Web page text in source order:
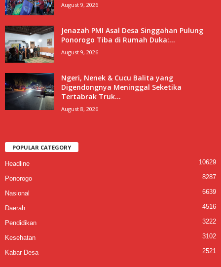
August 9, 2026
Jenazah PMI Asal Desa Singgahan Pulung
Ponorogo Tiba di Rumah Duka:...
August 9, 2026
Ngeri, Nenek & Cucu Balita yang
Digendongnya Meninggal Seketika
Tertabrak Truk...
August 8, 2026
POPULAR CATEGORY
Headline 10629
Ponorogo 8287
Nasional 6639
Daerah 4516
Pendidikan 3222
Kesehatan 3102
Kabar Desa 2521